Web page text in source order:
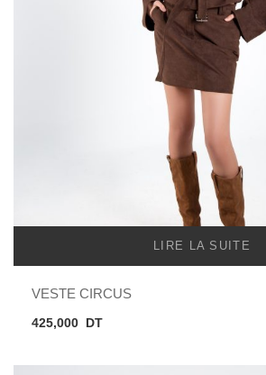
LIRE LA SUITE
VESTE CIRCUS
425,000 DT